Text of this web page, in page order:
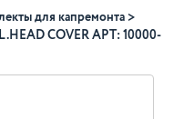
для капремонта
COVER АРТ: 10000-